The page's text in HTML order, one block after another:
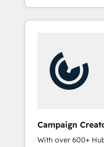
ensure that you
and ROI from your
your team on their
and implement
bring your
collaborative
supported over
HubSpot
Campaign
CRM Migration
With over 600+